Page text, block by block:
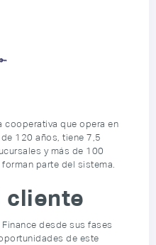
cooperativa que opera en
120 años, tiene 7,5
y más de 100
parte del sistema.
cliente
desde sus fases
de este